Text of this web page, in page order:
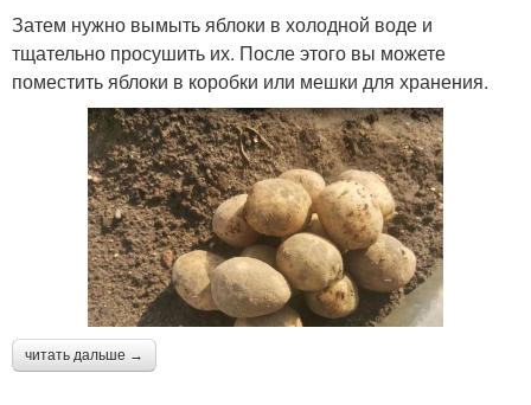
Затем нужно вымыть яблоки в холодной воде и
тщательно просушить их. После этого вы можете
поместить яблоки в коробки или мешки для хранения.
читать дальше →